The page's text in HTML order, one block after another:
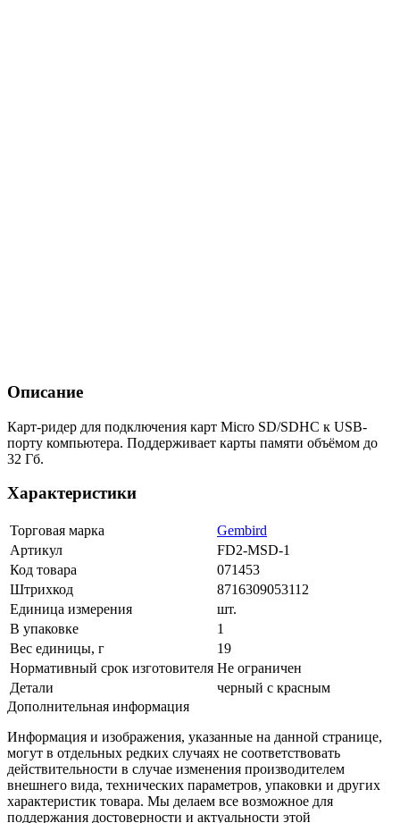
Описание
Карт-ридер для подключения карт Micro SD/SDHC к USB-
порту компьютера. Поддерживает карты памяти объёмом до
32 Гб.
Характеристики
Торговая марка
Gembird
Артикул
FD2-MSD-1
Код товара
071453
Штрихкод
8716309053112
Единица измерения
шт.
В упаковке
1
Вес единицы, г
19
Нормативный срок изготовителя Не ограничен
Детали
черный с красным
Дополнительная информация
Информация и изображения, указанные на данной странице,
могут в отдельных редких случаях не соответствовать
действительности в случае изменения производителем
внешнего вида, технических параметров, упаковки и других
характеристик товара. Мы делаем все возможное для
поддержания достоверности и актуальности этой